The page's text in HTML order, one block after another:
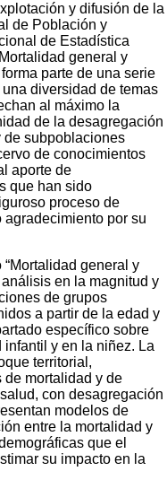
y difusión de la
de Población y
de Estadística
general y
parte de una serie
diversidad de temas
al máximo la
de la desagregación
de subpoblaciones
de conocimientos
aporte de
que han sido
proceso de
por su
general y
en la magnitud y
de grupos
a partir de la edad y
específico sobre
y en la niñez. La
territorial,
mortalidad y de
con desagregación
modelos de
entre la mortalidad y
que el
su impacto en la